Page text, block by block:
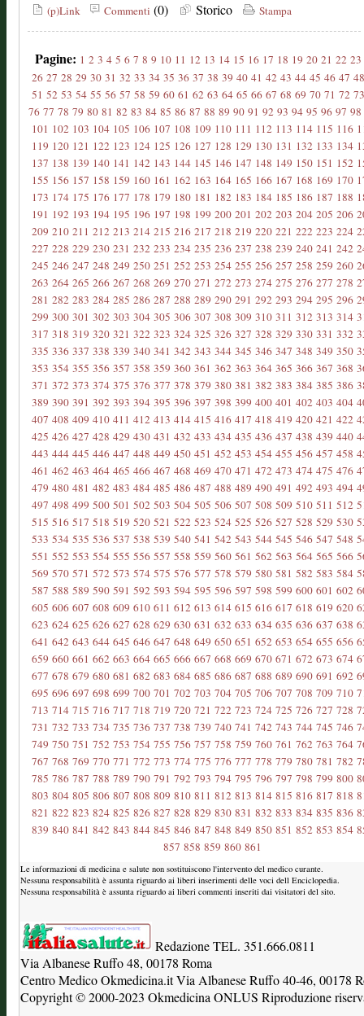
(p)Link Commenti (0) Storico Stampa
Pagine: 1 2 3 4 5 6 7 8 9 10 11 12 13 14 15 16 17 18 19 20 21 22 23
26 27 28 29 30 31 32 33 34 35 36 37 38 39 40 41 42 43 44 45 46 47 48
51 52 53 54 55 56 57 58 59 60 61 62 63 64 65 66 67 68 69 70 71 72 73
76 77 78 79 80 81 82 83 84 85 86 87 88 89 90 91 92 93 94 95 96 97 98
101 102 103 104 105 106 107 108 109 110 111 112 113 114 115 116
119 120 121 122 123 124 125 126 127 128 129 130 131 132 133 134
137 138 139 140 141 142 143 144 145 146 147 148 149 150 151 152
155 156 157 158 159 160 161 162 163 164 165 166 167 168 169 170
173 174 175 176 177 178 179 180 181 182 183 184 185 186 187 188
191 192 193 194 195 196 197 198 199 200 201 202 203 204 205 206
209 210 211 212 213 214 215 216 217 218 219 220 221 222 223 224
227 228 229 230 231 232 233 234 235 236 237 238 239 240 241 242
245 246 247 248 249 250 251 252 253 254 255 256 257 258 259 260
263 264 265 266 267 268 269 270 271 272 273 274 275 276 277 278
281 282 283 284 285 286 287 288 289 290 291 292 293 294 295 296
299 300 301 302 303 304 305 306 307 308 309 310 311 312 313 314
317 318 319 320 321 322 323 324 325 326 327 328 329 330 331 332
335 336 337 338 339 340 341 342 343 344 345 346 347 348 349 350
353 354 355 356 357 358 359 360 361 362 363 364 365 366 367 368
371 372 373 374 375 376 377 378 379 380 381 382 383 384 385 386
389 390 391 392 393 394 395 396 397 398 399 400 401 402 403 404
407 408 409 410 411 412 413 414 415 416 417 418 419 420 421 422
425 426 427 428 429 430 431 432 433 434 435 436 437 438 439 440
443 444 445 446 447 448 449 450 451 452 453 454 455 456 457 458
461 462 463 464 465 466 467 468 469 470 471 472 473 474 475 476
479 480 481 482 483 484 485 486 487 488 489 490 491 492 493 494
497 498 499 500 501 502 503 504 505 506 507 508 509 510 511 512
515 516 517 518 519 520 521 522 523 524 525 526 527 528 529 530
533 534 535 536 537 538 539 540 541 542 543 544 545 546 547 548
551 552 553 554 555 556 557 558 559 560 561 562 563 564 565 566
569 570 571 572 573 574 575 576 577 578 579 580 581 582 583 584
587 588 589 590 591 592 593 594 595 596 597 598 599 600 601 602
605 606 607 608 609 610 611 612 613 614 615 616 617 618 619 620
623 624 625 626 627 628 629 630 631 632 633 634 635 636 637 638
641 642 643 644 645 646 647 648 649 650 651 652 653 654 655 656
659 660 661 662 663 664 665 666 667 668 669 670 671 672 673 674
677 678 679 680 681 682 683 684 685 686 687 688 689 690 691 692
695 696 697 698 699 700 701 702 703 704 705 706 707 708 709 710
713 714 715 716 717 718 719 720 721 722 723 724 725 726 727 728
731 732 733 734 735 736 737 738 739 740 741 742 743 744 745 746
749 750 751 752 753 754 755 756 757 758 759 760 761 762 763 764
767 768 769 770 771 772 773 774 775 776 777 778 779 780 781 782
785 786 787 788 789 790 791 792 793 794 795 796 797 798 799 800
803 804 805 806 807 808 809 810 811 812 813 814 815 816 817 818
821 822 823 824 825 826 827 828 829 830 831 832 833 834 835 836
839 840 841 842 843 844 845 846 847 848 849 850 851 852 853 854
857 858 859 860 861
Le informazioni di medicina e salute non sostituiscono l'intervento del medico curante.
Nessuna responsabilità è assunta riguardo ai liberi inserimenti delle voci dell Enciclopedia.
Nessuna responsabilità è assunta riguardo ai liberi commenti inseriti dai visitatori del sito.
Redazione TEL. 351.666.0811
Via Albanese Ruffo 48, 00178 Roma
Centro Medico Okmedicina.it Via Albanese Ruffo 40-46, 00178
Copyright © 2000-2023 Okmedicina ONLUS Riproduzione